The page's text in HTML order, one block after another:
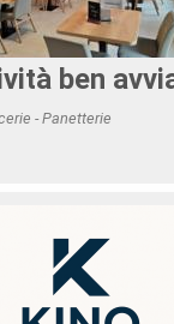
ben
- Panetterie